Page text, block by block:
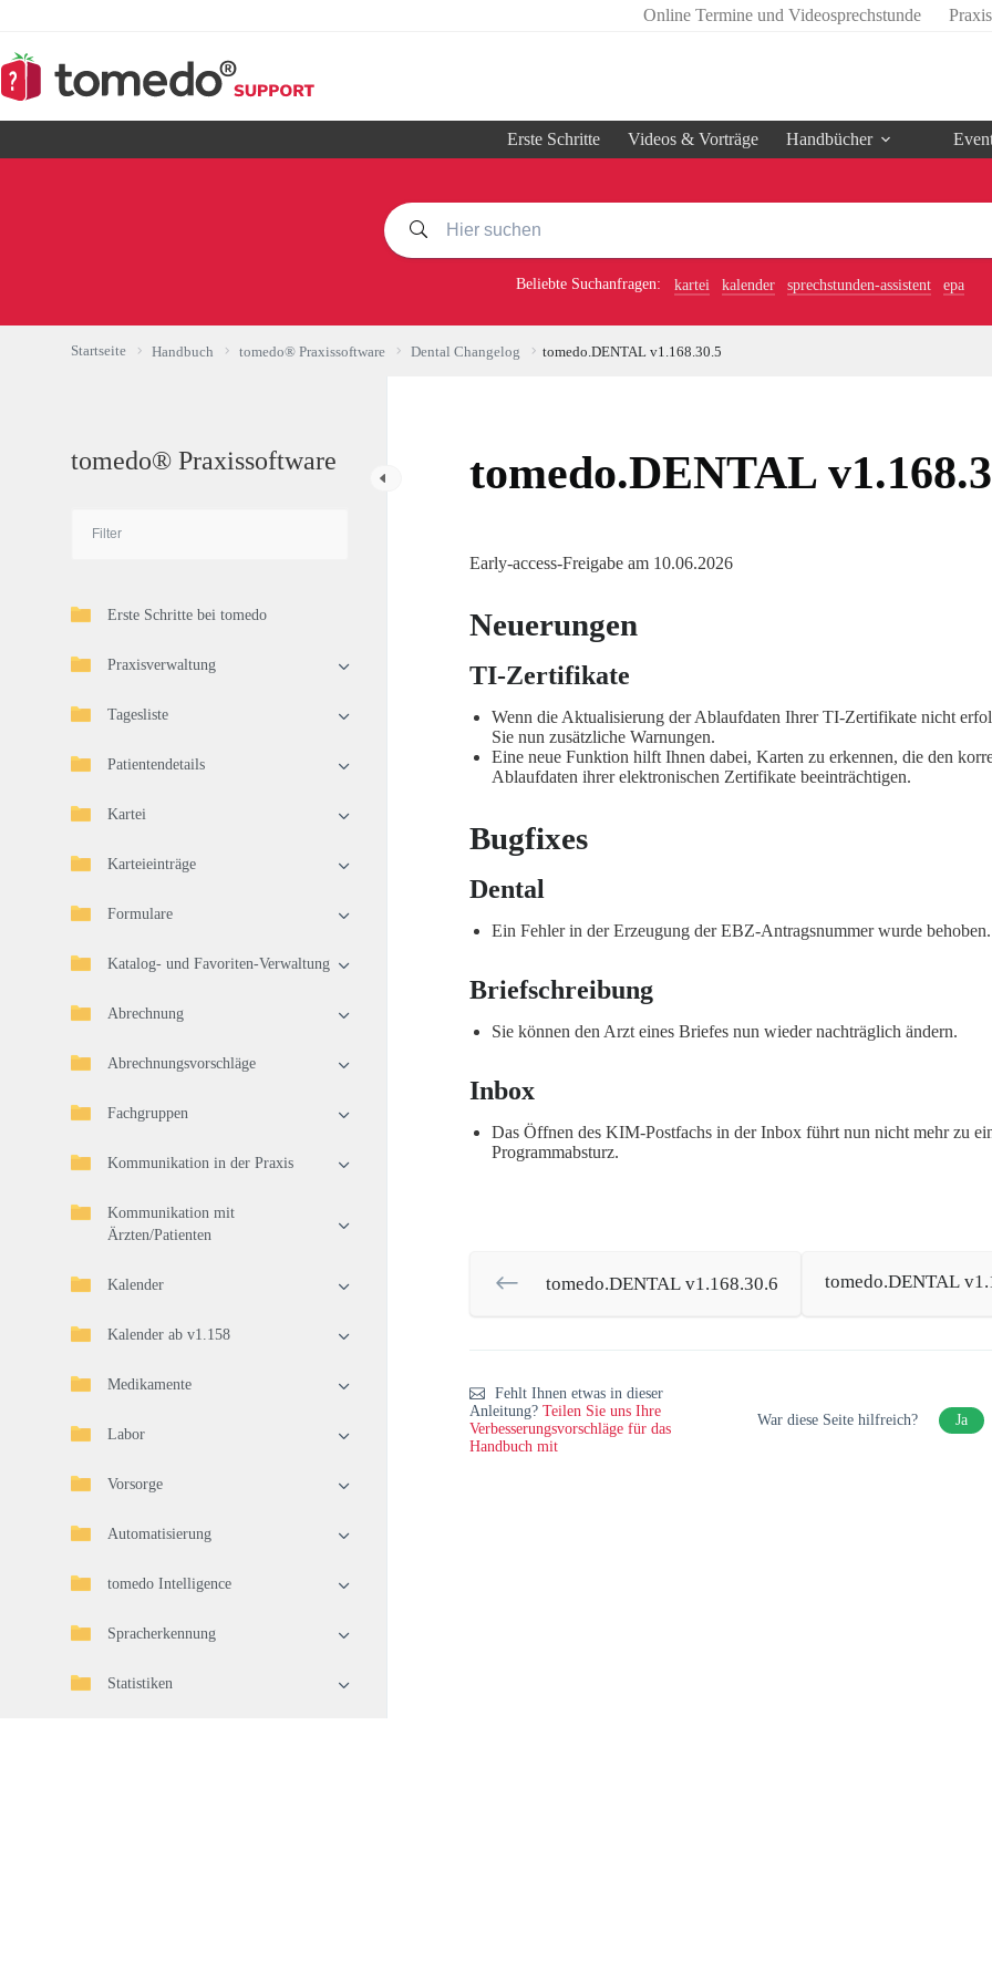
springen
Online Termine und Videosprechstunde
Erste Schritte Videos & Vorträge Handbücher
Beliebte Suchanfragen: kartei kalender sprechstunden-assistent epa
Startseite Handbuch tomedo® Praxissoftware Dental Changelog tomedo.DENTAL v1.168.30.5
tomedo® Praxissoftware
Erste Schritte bei tomedo
Praxisverwaltung
Tagesliste
Patientendetails
Kartei
Karteieinträge
Formulare
Katalog- und Favoriten-Verwaltung
Abrechnung
Abrechnungsvorschläge
Fachgruppen
Kommunikation in der Praxis
Kommunikation mit
Ärzten/Patienten
Kalender
Kalender ab v1.158
Medikamente
Labor
Vorsorge
Automatisierung
tomedo Intelligence
Spracherkennung
Statistiken
tomedo.DENTAL
Early-access-Freigabe am 10.06.2026
Neuerungen
TI-Zertifikate
Wenn die Aktualisierung der Ablaufdaten Ihrer TI-Zertifikate nicht
Sie nun zusätzliche Warnungen.
Eine neue Funktion hilft Ihnen dabei, Karten zu erkennen, die den
Ablaufdaten ihrer elektronischen Zertifikate beeinträchtigen.
Bugfixes
Dental
Ein Fehler in der Erzeugung der EBZ-Antragsnummer wurde behoben.
Briefschreibung
Sie können den Arzt eines Briefes nun wieder nachträglich ändern.
Inbox
Das Öffnen des KIM-Postfachs in der Inbox führt nun nicht mehr zu
Programmabsturz.
tomedo.DENTAL v1.168.30.6 tomedo.DENTAL
Fehlt Ihnen etwas in dieser
Anleitung? Teilen Sie uns Ihre
Verbesserungsvorschläge für das
Handbuch mit
War diese Seite hilfreich? Ja